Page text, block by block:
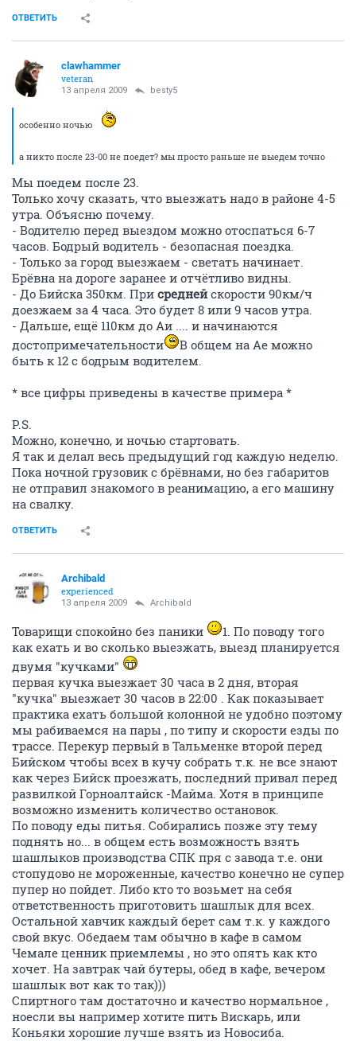
ОТВЕТИТЬ
clawhammer
veteran
13 апреля 2009 besty5
особенно ночью
а никто после 23-00 не поедет? мы просто раньше не выедем точно
Мы поедем после 23.
Только хочу сказать, что выезжать надо в районе 4-5
утра. Объясню почему.
- Водителю перед выездом можно отоспаться 6-7
часов. Бодрый водитель - безопасная поездка.
- Только за город выезжаем - светать начинает.
Брёвна на дороге заранее и отчётливо видны.
- До Бийска 350км. При среднейскорости 90км/ч
доезжаем за 4 часа. Это будет 8 или 9 часов утра.
- Дальше, ещё 110км до Аи .... и начинаются
достопримечательности
В общем на Ае можно
быть к 12 с бодрым водителем.
* все цифры приведены в качестве примера *
P.S.
Можно, конечно, и ночью стартовать.
Я так и делал весь предыдущий год каждую неделю.
Пока ночной грузовик с брёвнами, но без габаритов
не отправил знакомого в реанимацию, а его машину
на свалку.
ОТВЕТИТЬ
Archibald
experienced
13 апреля 2009 Archibald
Товарищи спокойно без паники
1. По поводу того
как ехать и во сколько выезжать, выезд планируется
двумя "кучками"
первая кучка выезжает 30 часа в 2 дня, вторая
"кучка" выезжает 30 часов в 22:00 . Как показывает
практика ехать большой колонной не удобно поэтому
мы рабиваемся на пары , по типу и скорости езды по
трассе. Перекур первый в Тальменке второй перед
Бийском чтобы всех в кучу собрать т.к. не все знают
как через Бийск проезжать, последний привал перед
развилкой Горноалтайск -Майма. Хотя в принципе
возможно изменить количество остановок.
По поводу еды питья. Собирались позже эту тему
поднять но... в общем есть возможность взять
шашлыков производства СПК пря с завода т.е. они
стопудово не мороженные, качество конечно не супер
пупер но пойдет. Либо кто то возьмет на себя
ответственность приготовить шашлык для всех.
Остальной хавчик каждый берет сам т.к. у каждого
свой вкус. Обедаем там обычно в кафе в самом
Чемале ценник приемлемы , но это опять как кто
хочет. На завтрак чай бутеры, обед в кафе, вечером
шашлык вот как то так)))
Спиртного там достаточно и качество нормальное ,
ноесли вы например хотите пить Вискарь, или
Коньяки хорошие лучше взять из Новосиба.